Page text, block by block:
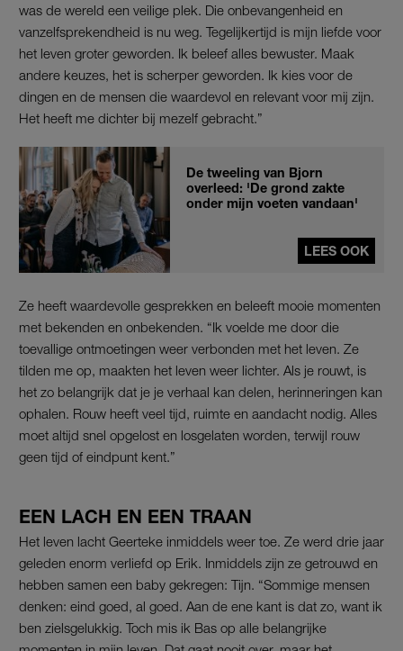
was de wereld een veilige plek. Die onbevangenheid en
vanzelfsprekendheid is nu weg. Tegelijkertijd is mijn liefde voor
het leven groter geworden. Ik beleef alles bewuster. Maak
andere keuzes, het is scherper geworden. Ik kies voor de
dingen en de mensen die waardevol en relevant voor mij zijn.
Het heeft me dichter bij mezelf gebracht.”
De tweeling van Bjorn
overleed: 'De grond zakte
onder mijn voeten vandaan'
LEES OOK
Ze heeft waardevolle gesprekken en beleeft mooie momenten
met bekenden en onbekenden. “Ik voelde me door die
toevallige ontmoetingen weer verbonden met het leven. Ze
tilden me op, maakten het leven weer lichter. Als je rouwt, is
het zo belangrijk dat je je verhaal kan delen, herinneringen kan
ophalen. Rouw heeft veel tijd, ruimte en aandacht nodig. Alles
moet altijd snel opgelost en losgelaten worden, terwijl rouw
geen tijd of eindpunt kent.”
EEN LACH EN EEN TRAAN
Het leven lacht Geerteke inmiddels weer toe. Ze werd drie jaar
geleden enorm verliefd op Erik. Inmiddels zijn ze getrouwd en
hebben samen een baby gekregen: Tijn. “Sommige mensen
denken: eind goed, al goed. Aan de ene kant is dat zo, want ik
ben zielsgelukkig. Toch mis ik Bas op alle belangrijke